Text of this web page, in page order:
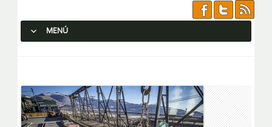
MENÚ